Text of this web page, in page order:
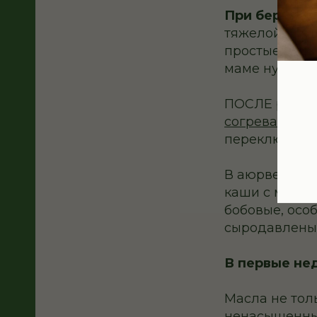
При
тяжелой
простые
маме нужно
ПОСЛЕ родов
переключить
В аюрведе
каши с
бобовые,
В первые
Масла не